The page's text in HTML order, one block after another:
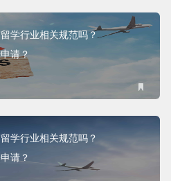
学行业相关规范吗？
请？
学行业相关规范吗？
请？